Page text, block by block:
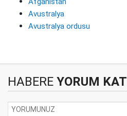
Avustralya
Avustralya ordusu
HABERE YORUM KAT